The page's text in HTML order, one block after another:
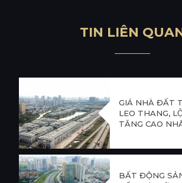
TIN LIÊN QUA
GIÁ NHÀ ĐẤT
LEO THANG,
TĂNG CAO
BẤT ĐỘNG